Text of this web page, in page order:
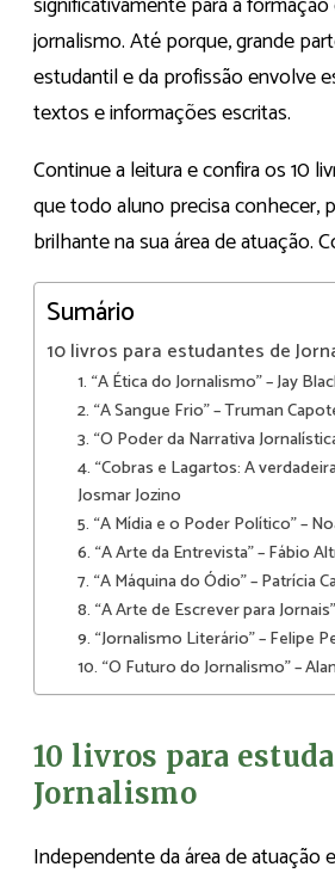
jornalismo. Até porque, grande
estudantil e da profissão envolve
textos e informações escritas.
Continue a leitura e confira os 10
que todo aluno precisa conhecer,
brilhante na sua área de atuação.
Sumário
10 livros para estudantes de
1. “A Ética do Jornalismo” – Jay
2. “A Sangue Frio” – Truman
3. “O Poder da Narrativa
4. “Cobras e Lagartos: A
Josmar Jozino
5. “A Mídia e o Poder Político” –
6. “A Arte da Entrevista” – Fábio
7. “A Máquina do Ódio” – Patrícia
8. “A Arte de Escrever para
9. “Jornalismo Literário” – Felipe
10. “O Futuro do Jornalismo” –
10 livros para
Jornalismo
Independente da área de atuação